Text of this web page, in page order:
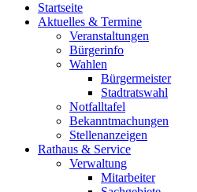
Startseite
Aktuelles & Termine
Veranstaltungen
Bürgerinfo
Wahlen
Bürgermeister
Stadtratswahl
Notfalltafel
Bekanntmachungen
Stellenanzeigen
Rathaus & Service
Verwaltung
Mitarbeiter